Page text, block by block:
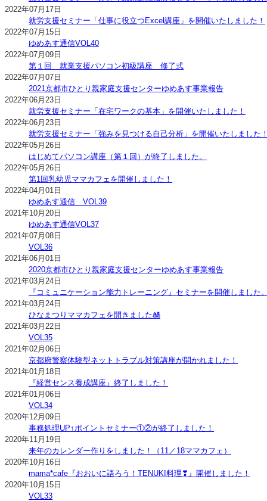
2022年07月17日
就労支援セミナー「仕事に役立つExcel講座」を開催いたしました！
2022年07月15日
ゆめあす通信VOL40
2022年07月09日
第１回 就業支援パソコン初級講座 修了式
2022年07月07日
2021京都市ひとり親家庭支援センターゆめあす事業報告
2022年06月23日
就労支援セミナー「在宅ワークの基本」を開催いたしました！
2022年06月23日
就労支援セミナー「強みを見つける自己分析」を開催いたしました
2022年05月26日
はじめてパソコン講座（第１回）が終了しました。
2022年05月26日
第1回乳幼児ママカフェを開催しました！
2022年04月01日
ゆめあす通信 VOL39
2021年10月20日
ゆめあす通信VOL37
2021年07月08日
VOL36
2021年06月01日
2020京都市ひとり親家庭支援センターゆめあす事業報告
2021年03月24日
『コミュニケーション能力トレーニング』セミナーを開催しました
2021年03月24日
ひなまつりママカフェを開きました🎎
2021年03月22日
VOL35
2021年02月06日
京都府警察体験型ネットトラブル対策講座が開かれました！
2021年01月18日
『経営センス養成講座』終了しました！
2021年01月06日
VOL34
2020年12月09日
事務処理UP↑ポイントセミナー①②が終了しました！
2020年11月19日
来年のカレンダー作りをしました！（11／18ママカフェ）
2020年10月16日
mama*cafe『おおいに語ろう！TENUKI料理❣』開催しました！
2020年10月15日
VOL33